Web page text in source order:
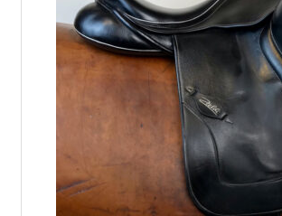
HIRVENNAHKA
LAHJAKORTTI